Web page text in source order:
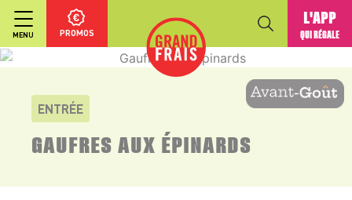
MENU PROMOS
L'APP
QUI RÉGALE
ENTRÉE
GAUFRES AUX ÉPINARDS